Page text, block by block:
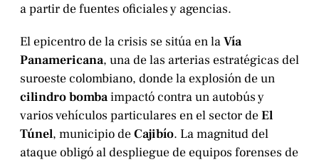
a partir de fuentes oficiales y agencias.
El epicentro de la crisis se sitúa en laVía
Panamericana, una de las arterias estratégicas del
suroeste colombiano, donde la explosión de un
cilindro bombaimpactó contra un autobús y
varios vehículos particulares en el sector deEl
Túnel, municipio deCajibío. La magnitud del
ataque obligó al despliegue de equipos forenses de